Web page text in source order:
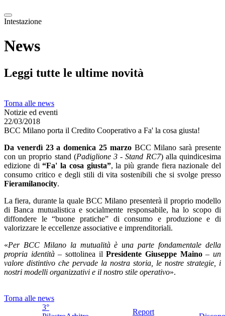
Intestazione
News
Leggi tutte le ultime novità
Torna alle news
Notizie ed eventi
22/03/2018
BCC Milano porta il Credito Cooperativo a Fa' la cosa giusta!
Da venerdì 23 a domenica 25 marzo BCC Milano sarà presente
con un proprio stand (Padiglione 3 - Stand RC7) alla quindicesima
edizione di“Fa' la cosa giusta”, la più grande fiera nazionale del
consumo critico e degli stili di vita sostenibili che si svolge presso
Fieramilanocity.
La fiera, durante la quale BCC Milano presenterà il proprio modello
di Banca mutualistica e socialmente responsabile, ha lo scopo di
diffondere le “buone pratiche” di consumo e produzione e di
valorizzare le eccellenze associative e imprenditoriali.
«Per BCC Milano la mutualità è una parte fondamentale della
propria identità– sottolinea ilPresidente Giuseppe Maino–un
valore distintivo che pervade la nostra storia, le nostre strategie, i
nostri modelli organizzativi e il nostro stile operativo».
Torna alle news
3°
Report